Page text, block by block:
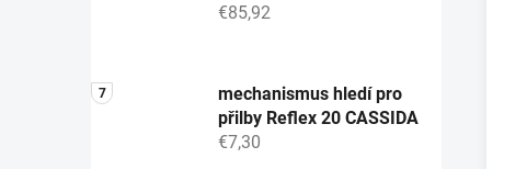
€85,92
mechanismus hledí pro
přilby Reflex 20 CASSIDA
€7,30